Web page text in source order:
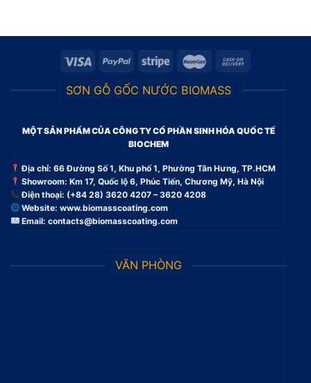
SƠN GỖ GỐC NƯỚC BIOMASS
MỘT SẢN PHẨM CỦA CÔNG TY CỔ PHẦN SINH HÓA QUỐC TẾ
BIOCHEM
Địa chỉ: 66 Đường Số 1, Khu phố 1, Phường Tân Hưng, TP.HCM
Showroom: Km 17, Quốc lộ 6, Phúc Tiến, Chương Mỹ, Hà Nội
Điện thoại: (+84 28) 3620 4207 – 3620 4208
Website:www.biomasscoating.com
Email:contacts@biomasscoating.com
VĂN PHÒNG